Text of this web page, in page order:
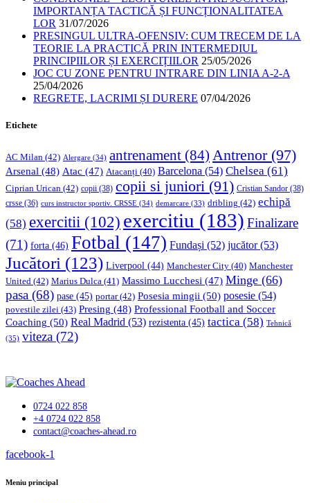
IMPORTANȚA TACTICĂ ȘI FUNCȚIONALITATEA
LOR 31/07/2026
PRESINGUL ULTRA-OFENSIV: CUM TRECEM DE LA
TEORIE LA PRACTICĂ PRIN INTERMEDIUL
PRINCIPIILOR ȘI EXERCIȚIILOR 25/05/2026
JOC CU ZONE PENTRU INTRARE DIN LINIA A-2-A
25/04/2026
REGRETE, LACRIMI ȘI DURERE 07/04/2026
Etichete
AC Milan (42) Alergare (34) antrenament (84) Antrenor(97)
Arsenal (48) Atac (47) Atacanți (40) Barcelona (54) Chelsea (61)
Ciprian Urican (42) copii (38) copii si juniori (91) Cristian Sandor (38)
crsse (36) curs instructor sportiv. CRSSE (34) demarcare (33) dribling (42) echipă
(58) exercitii (102) exercitiu (183) Finalizare
(71) forta (46) Fotbal (147) Fundași (52) jucător(53)
Jucători (123) Liverpool (44) Manchester City (40) Manchester
United (42) Marius Dulca (41) Massimo Lucchesi (47) Minge (66)
pasa (68) pase (45) portar(42) Posesia mingii (50) posesie (54)
povestile zilei (43) Presing (48) Professional Football and Soccer
Coaching (50) Real Madrid (53) rezistenta (45) tactica (58) Tehnică
(35) viteza (72)
0724 022 858
+4 0724 022 858
contact@coaches-ahead.ro
facebook-1
Meniu principal